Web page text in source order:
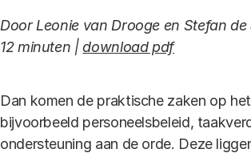
Door Leonie van Drooge en Stefan
12 minuten |download pdf
Dan komen de praktische zaken op
bijvoorbeeld personeelsbeleid,
ondersteuning aan de orde. Deze